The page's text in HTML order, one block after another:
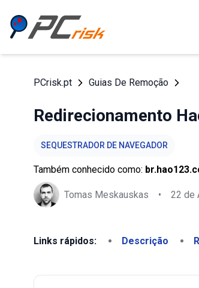
PCrisk.pt Guias De Remoção
Redirecionamento
SEQUESTRADOR DE NAVEGADOR
Também conhecido como:
Tomas Meskauskas • 22 de
Links rápidos: Descrição